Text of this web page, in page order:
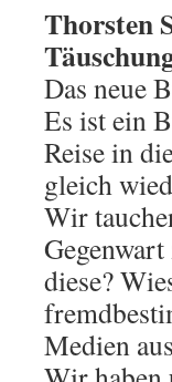
Thorsten
Das neue
Es ist ein
Reise in
gleich
Wir
diese?
Medien